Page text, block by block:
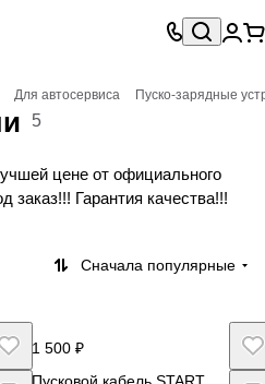
Для автосервиса Пуско-зарядные
5
цене от официального
Гарантия качества!!!
Сначала популярные
1 500 ₽